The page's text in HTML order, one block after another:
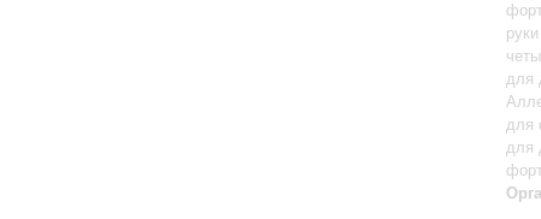
для
для
для